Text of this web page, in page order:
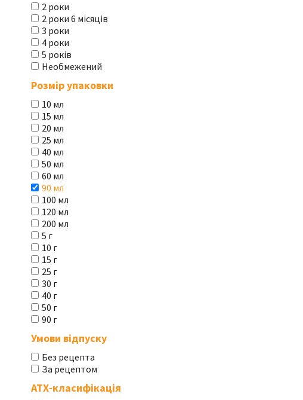
2 роки
2 роки 6 місяців
3 роки
4 роки
5 років
Необмежений
Розмір упаковки
10 мл
15 мл
20 мл
25 мл
40 мл
50 мл
60 мл
90 мл
100 мл
120 мл
200 мл
5 г
10 г
15 г
25 г
30 г
40 г
50 г
90 г
Умови відпуску
Без рецепта
За рецептом
АТХ-класифікація